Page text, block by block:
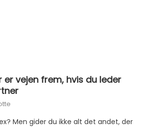
er vejen frem, hvis du leder
Men gider du ikke alt det andet, der